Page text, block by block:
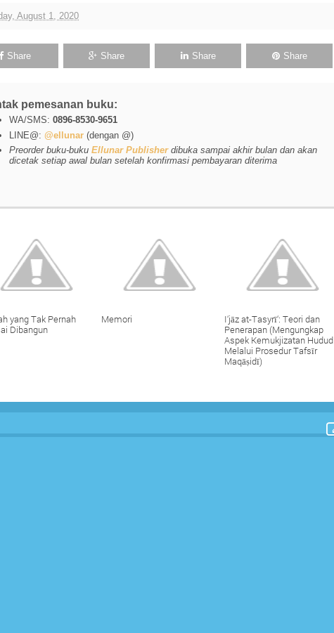
August 1, 2020
Share Share Share Share
pemesanan buku:
WA/SMS:0896-8530-9651
LINE@:@ellunar (dengan @)
Preorder buku-bukuEllunar Publisherdibuka sampai akhir bulan dan akan
dicetak setiap awal bulan setelah konfirmasi pembayaran diterima
yang Tak Pernah
Dibangun
Memori
I‘jāz at-Tasyrī‘: Teori dan
Penerapan (Mengungkap
Aspek Kemukjizatan Hudud
Melalui Prosedur Tafsīr
Maqāṣidī)